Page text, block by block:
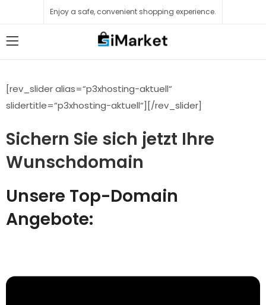
Enjoy a safe, convenient shopping experience.
[rev_slider alias=“p3xhosting-aktuell“
slidertitle=“p3xhosting-aktuell“][/rev_slider]
Sichern Sie sich jetzt Ihre
Wunschdomain
Unsere Top-Domain
Angebote: